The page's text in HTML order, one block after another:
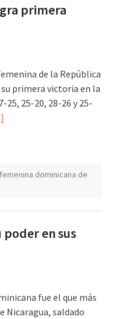
primera
de la República
primera victoria en la
25, 25-20, 28-26 y 25-
dominicana de
poder en sus
fue el que más
Nicaragua, saldado